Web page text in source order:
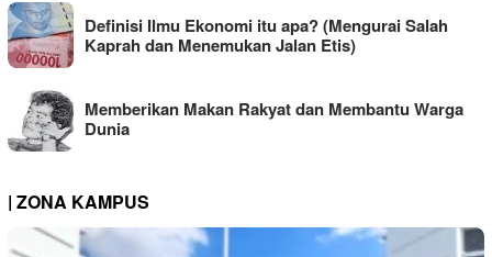
Definisi Ilmu Ekonomi itu apa? (Mengurai Salah
Kaprah dan Menemukan Jalan Etis)
Memberikan Makan Rakyat dan Membantu Warga
Dunia
| ZONA KAMPUS